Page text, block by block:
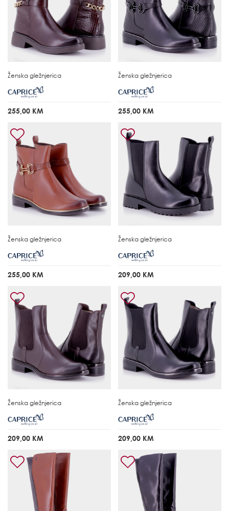
Ženska gležnjerica
255,00 KM
Ženska gležnjerica
255,00 KM
Ženska gležnjerica
255,00 KM
Ženska gležnjerica
209,00 KM
Ženska gležnjerica
209,00 KM
Ženska gležnjerica
209,00 KM